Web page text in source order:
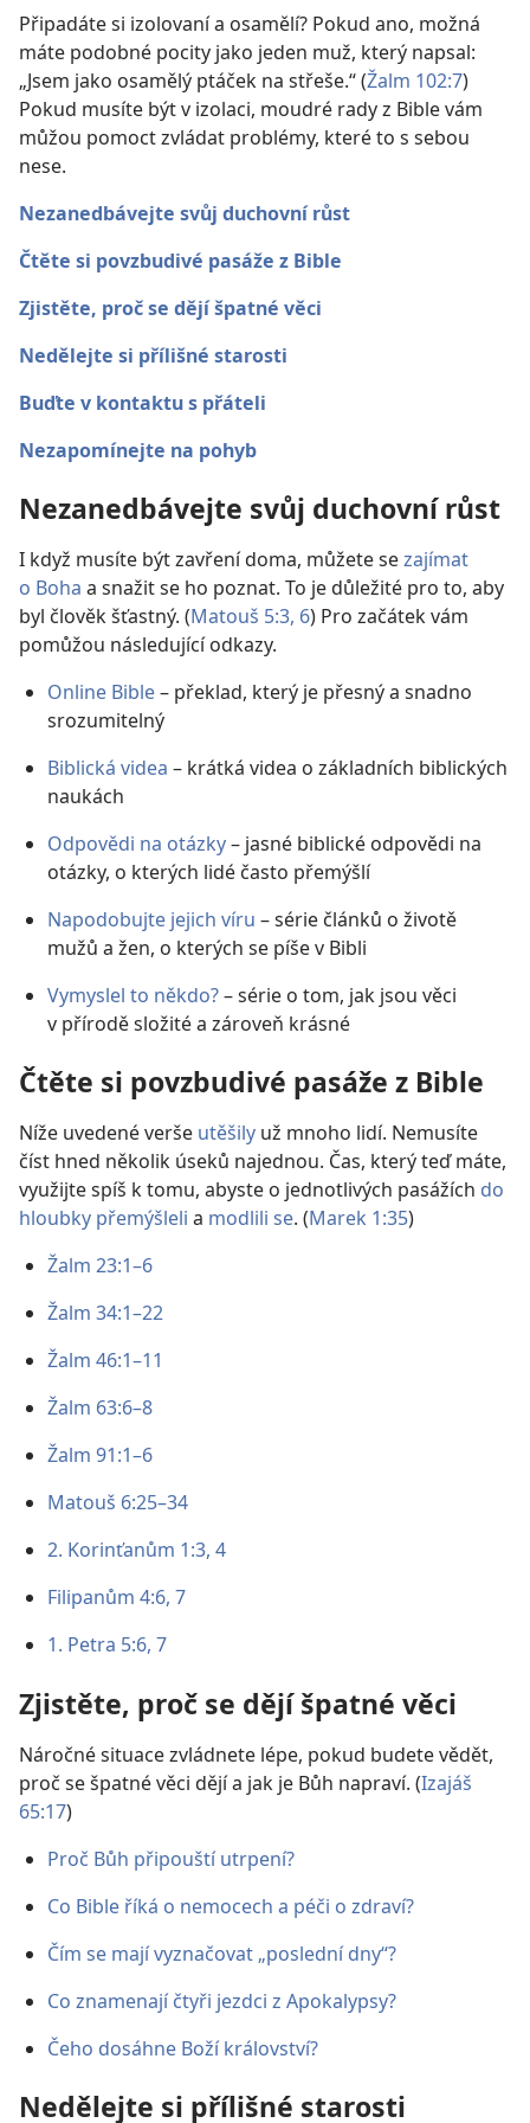
Připadáte si izolovaní a osamělí? Pokud ano, možná
máte podobné pocity jako jeden muž, který napsal:
„Jsem jako osamělý ptáček na střeše.“ (Žalm 102:7)
Pokud musíte být v izolaci, moudré rady z Bible vám
můžou pomoct zvládat problémy, které to s sebou
nese.
Nezanedbávejte svůj duchovní růst
Čtěte si povzbudivé pasáže z Bible
Zjistěte, proč se dějí špatné věci
Nedělejte si přílišné starosti
Buďte v kontaktu s přáteli
Nezapomínejte na pohyb
Nezanedbávejte svůj duchovní růst
I když musíte být zavření doma, můžete sezajímat
o Boha a snažit se ho poznat. To je důležité pro to, aby
byl člověk šťastný. (Matouš 5:3, 6) Pro začátek vám
pomůžou následující odkazy.
Online Bible– překlad, který je přesný a snadno
srozumitelný
Biblická videa – krátká videa o základních biblických
naukách
Odpovědi na otázky– jasné biblické odpovědi na
otázky, o kterých lidé často přemýšlí
Napodobujte jejich víru – série článků o životě
mužů a žen, o kterých se píše v Bibli
Vymyslel to někdo?– série o tom, jak jsou věci
v přírodě složité a zároveň krásné
Čtěte si povzbudivé pasáže z Bible
Níže uvedené verše utěšily už mnoho lidí. Nemusíte
číst hned několik úseků najednou. Čas, který teď máte,
využijte spíš k tomu, abyste o jednotlivých pasážích do
hloubky přemýšleli a modlili se. (Marek 1:35)
Žalm 23:1–6
Žalm 34:1–22
Žalm 46:1–11
Žalm 63:6–8
Žalm 91:1–6
Matouš 6:25–34
2. Korinťanům 1:3, 4
Filipanům 4:6, 7
1. Petra 5:6, 7
Zjistěte, proč se dějí špatné věci
Náročné situace zvládnete lépe, pokud budete vědět,
proč se špatné věci dějí a jak je Bůh napraví. (Izajáš
65:17)
Proč Bůh připouští utrpení?
Co Bible říká o nemocech a péči o zdraví?
Čím se mají vyznačovat „poslední dny“?
Co znamenají čtyři jezdci z Apokalypsy?
Čeho dosáhne Boží království?
Nedělejte si přílišné starosti